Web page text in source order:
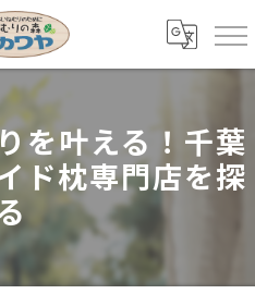
を叶える！千葉
ド枕専門店を探